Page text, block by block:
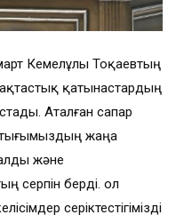
Кемелұлы Тоқаевтың
қатынастардың
Аталған сапар
жаңа
және
серпін берді. Қол
серіктестігімізді